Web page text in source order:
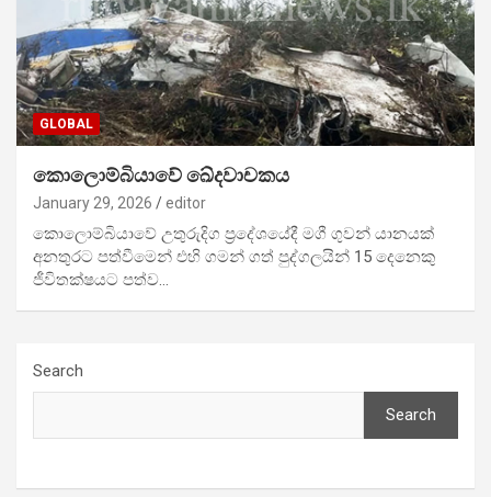
GLOBAL
කොලොම්බියාවේ ඛේදවාචකය
January 29, 2026 editor
කොලොම්බියාවේ උතුරුදිග ප්‍රදේශයේදී මගී ගුවන් යානයක්
අනතුරට පත්වීමෙන් එහි ගමන් ගත් පුද්ගලයින් 15 දෙනෙකු
ජීවිතක්ෂයට පත්ව…
Search
Search